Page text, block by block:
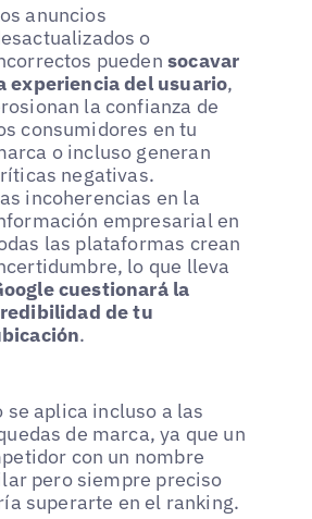
anuncios
o
puedensocavar
experiencia del usuario,
la confianza de
consumidores en tu
o incluso generan
negativas.
incoherencias en la
empresarial en
las plataformas crean
lo que lleva
cuestionará la
de tu
.
se aplica incluso a las
de marca, ya que un
con un nombre
pero siempre preciso
superarte en el ranking.